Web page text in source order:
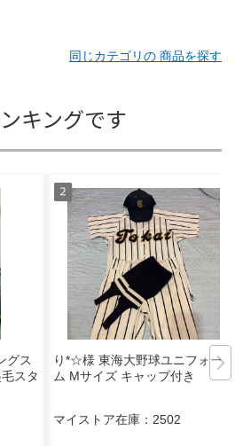
同じカテゴリの 商品を探す
キングです
グス
スタ
り*☆様 東海大野球ユニフォー
ム Mサイズ キャップ付き
マイストア在庫： 2502